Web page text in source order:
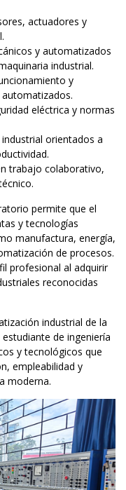
actuadores y
y automatizados
industrial.
y
eléctrica y normas
orientados a
trabajo colaborativo,
permite que el
y tecnologías
manufactura, energía,
de procesos.
profesional al adquirir
reconocidas
industrial de la
de ingeniería
y tecnológicos que
empleabilidad y
moderna.